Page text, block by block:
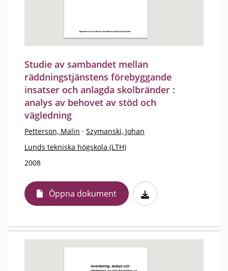
Studie av sambandet mellan
räddningstjänstens förebyggande
insatser och anlagda skolbränder :
analys av behovet av stöd och
vägledning
Petterson, Malin · Szymanski, Johan
Lunds tekniska högskola (LTH)
2008
Öppna dokument